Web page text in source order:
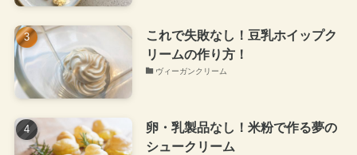
これで失敗なし！豆乳ホイップク
リームの作り方！
ヴィーガンクリーム
卵・乳製品なし！米粉で作る夢の
シュークリーム